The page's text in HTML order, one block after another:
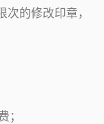
的修改印章，
；